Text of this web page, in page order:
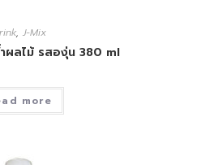
, J-Mix
ผลไม้ รสองุ่น 380 ml
more